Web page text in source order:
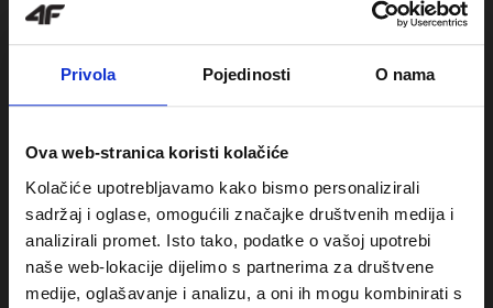
Privola Pojedinosti O nama
Ova web-stranica koristi kolačiće
Kolačiće upotrebljavamo kako bismo personalizirali
sadržaj i oglase, omogućili značajke društvenih medija i
analizirali promet. Isto tako, podatke o vašoj upotrebi
naše web-lokacije dijelimo s partnerima za društvene
medije, oglašavanje i analizu, a oni ih mogu kombinirati s